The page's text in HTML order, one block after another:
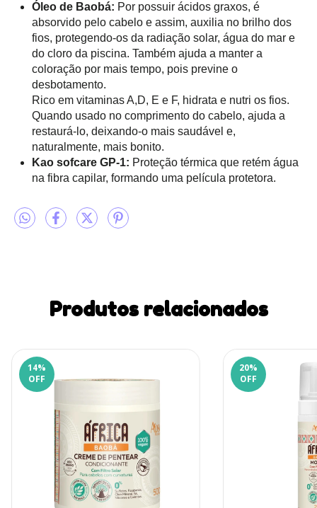
Óleo de Baobá: Por possuir ácidos graxos, é
absorvido pelo cabelo e assim, auxilia no brilho dos
fios, protegendo-os da radiação solar, água do mar e
do cloro da piscina. Também ajuda a manter a
coloração por mais tempo, pois previne o
desbotamento.
Rico em vitaminas A,D, E e F, hidrata e nutri os fios.
Quando usado no comprimento do cabelo, ajuda a
restaurá-lo, deixando-o mais saudável e,
naturalmente, mais bonito.
Kao sofcare GP-1: Proteção térmica que retém água
na fibra capilar, formando uma película protetora.
Produtos relacionados
14%
OFF
20%
OFF